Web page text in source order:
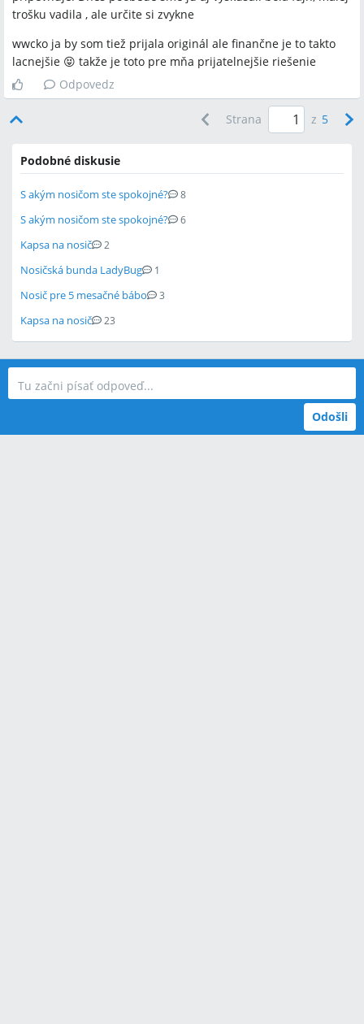
trošku vadila , ale určite si zvykne
wwcko ja by som tiež prijala originál ale finančne je to takto
lacnejšie 😝 takže je toto pre mňa prijatelnejšie riešenie
Odpovedz
Strana z 5
Podobné diskusie
S akým nosičom ste spokojné? 8
S akým nosičom ste spokojné? 6
Kapsa na nosič 2
Nosičská bunda LadyBug 1
Nosič pre 5 mesačné bábo 3
Kapsa na nosič 23
Odošli